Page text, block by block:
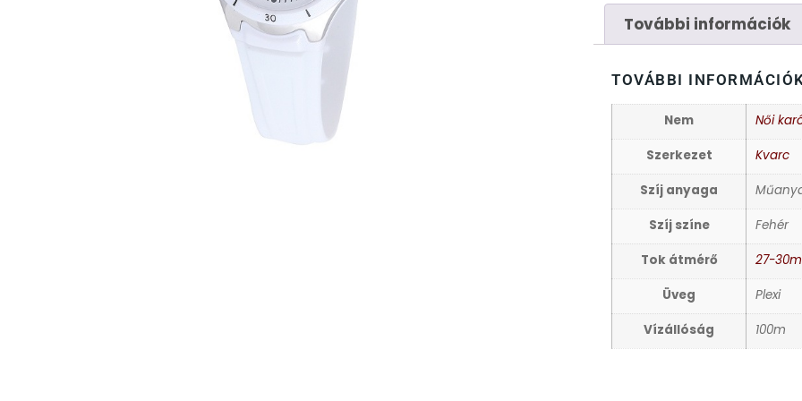
További információk
TOVÁBBI
Nem Női
Szerkezet Kvarc
Szíj anyaga
Szíj színe Fehér
Tok átmérő 27-
Üveg Plexi
Vízállóság 100m
DIVAT KARÓRÁK (Curren, Oulm,Naviforce, D-